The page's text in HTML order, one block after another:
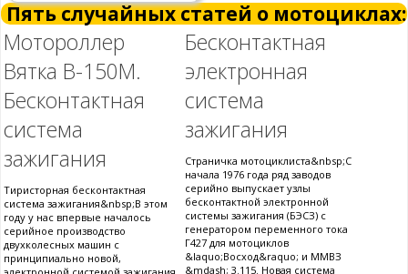
Пять случайных статей о мотоциклах:
Мотороллер
Вятка В-150М.
Бесконтактная
система
зажигания
Тиристорная бесконтактная
система зажигания&nbsp;В этом
году у нас впервые началось
серийное производство
двухколесных машин с
принципиально новой,
Бесконтактная
электронная
система
зажигания
Страничка мотоциклиста&nbsp;С
начала 1976 года ряд заводов
серийно выпускает узлы
бесконтактной электронной
системы зажигания (БЭСЗ) с
генератором переменного тока
Г427 для мотоциклов
&laquo;Восход&raquo; и ММВЗ
&mdash; 3.115. Новая система